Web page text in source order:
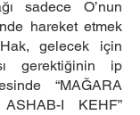
sadece O’nun
hareket etmek
Hak, gelecek için
gerektiğinin ip
“MAĞARA
I KEHF”